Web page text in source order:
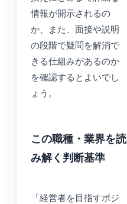
情報が開示されるの
か、また、面接や説明
の段階で疑問を解消で
きる仕組みがあるのか
を確認するとよいでし
ょう。
この職種・業界を読
み解く判断基準
「経営者を目指すポジ